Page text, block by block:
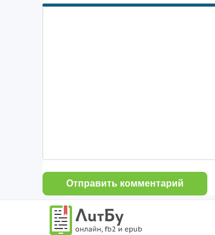
Отправить комментарий